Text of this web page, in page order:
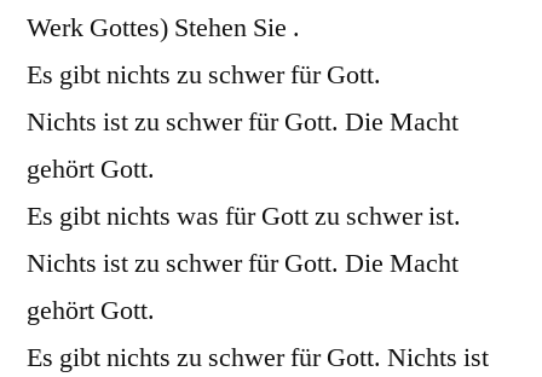
Werk Gottes) Stehen Sie .
Es gibt nichts zu schwer für Gott.
Nichts ist zu schwer für Gott. Die Macht
gehört Gott.
Es gibt nichts was für Gott zu schwer ist.
Nichts ist zu schwer für Gott. Die Macht
gehört Gott.
Es gibt nichts zu schwer für Gott. Nichts ist